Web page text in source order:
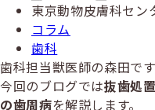
東京動物皮膚科セン
カ
テ
ゴ
リ
ー
コラム
カ
テ
ゴ
リ
歯科
歯科担当獣医師の森田です
今回のブログでは抜歯処置
の歯周病を解説します。